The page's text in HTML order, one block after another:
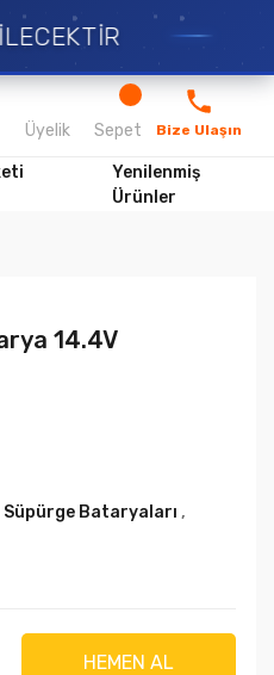
Üyelik Sepet Bize Ulaşın
Yenilenmiş
Ürünler
14.4V
Süpürge Bataryaları ,
HEMEN AL